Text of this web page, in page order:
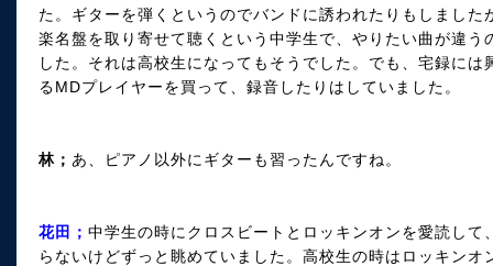
た。ギターを弾くというのでバンドに誘われたりもしまし
楽名盤を取り寄せて聴くという中学生で、やりたい曲が違
した。それは高校生になってもそうでした。でも、宅録に
るMDプレイヤーを買って、録音したりはしていました。
林； あ、ピアノ以外にギターも習ったんですね。
花田； 中学生の時にクロスビートとロッキンオンを愛読し
らないけどずっと眺めていました。高校生の時はロッキン